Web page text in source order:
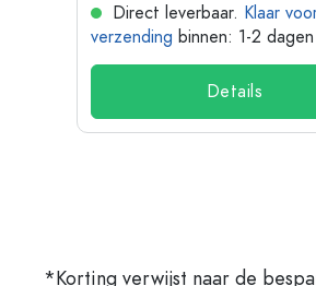
Direct leverbaar. Klaar
verzending binnen: 1-2 dagen
Details
*Korting verwijst naar de